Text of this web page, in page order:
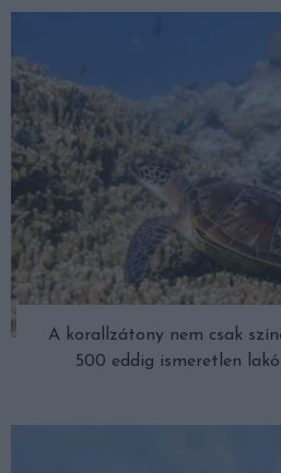
A korallzátony nem csak
500 eddig ismeretlen